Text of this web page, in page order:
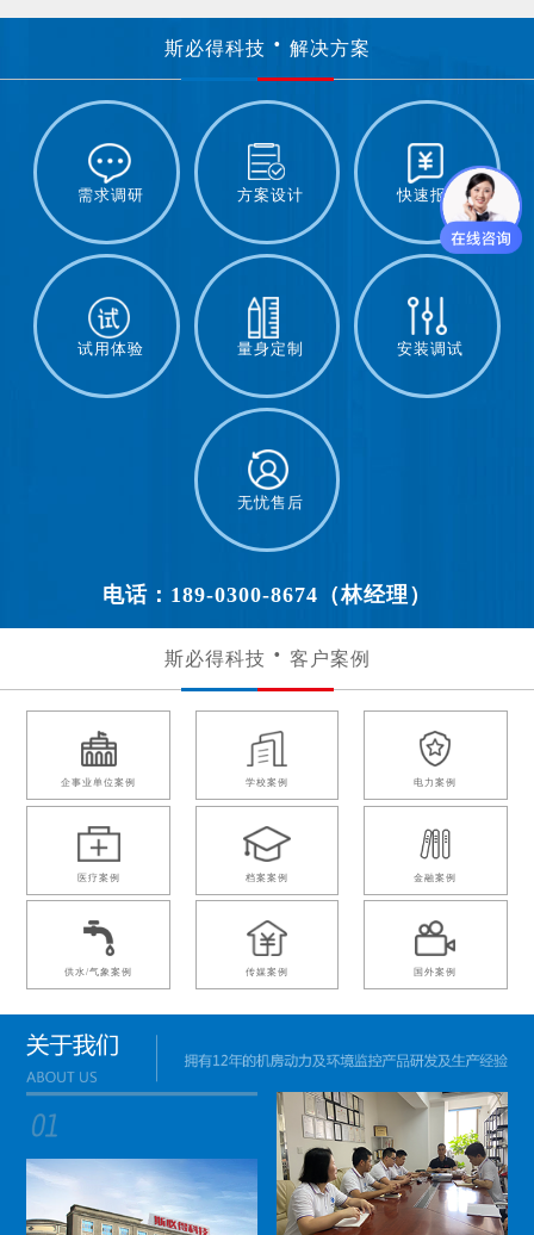
斯必得科技 解决方案
需求调研 方案设计 快速报价
试用体验 量身定制 安装调试
无忧售后
电话：189-0300-8674（林经理）
斯必得科技 客户案例
企事业单位案例 学校案例 电力案例
医疗案例 档案案例 金融案例
供水/气象案例 传媒案例 国外案例